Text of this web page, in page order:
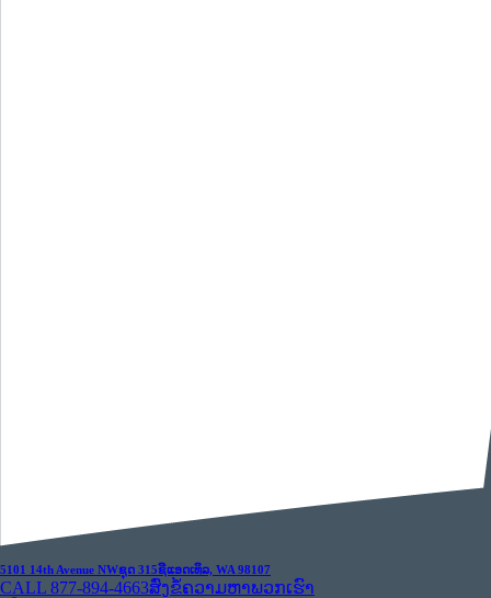
5101 14th Avenue NWຊຸດ 315ຊີແອດເທິລ, WA 98107
CALL 877-894-4663ສົ່ງຂໍ້ຄວາມຫາພວກເຮົາ